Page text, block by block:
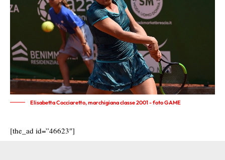
Elisabetta Cocciaretto, marchigiana classe 2001 - foto GAME
[the_ad id=”46623″]